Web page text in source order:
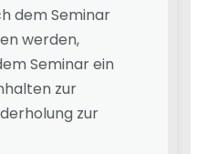
dem Seminar
werden,
Seminar ein
zur
zur